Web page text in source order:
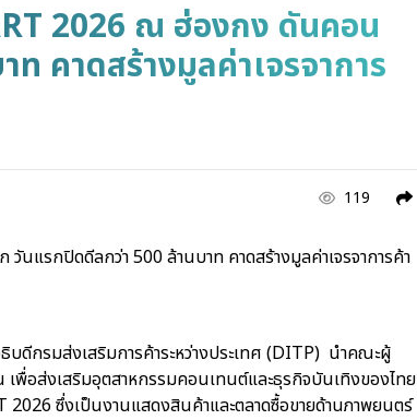
2026 ณ ฮ่องกง ดันคอน
คาดสร้างมูลค่าเจรจาการ
119
แรกปิดดีลกว่า 500 ล้านบาท คาดสร้างมูลค่าเจรจาการค้า
ดีกรมส่งเสริมการค้าระหว่างประเทศ (DITP) นำคณะผู้
พื่อส่งเสริมอุตสาหกรรมคอนเทนต์และธุรกิจบันเทิงของไทย
ซึ่งเป็นงานแสดงสินค้าและตลาดซื้อขายด้านภาพยนตร์